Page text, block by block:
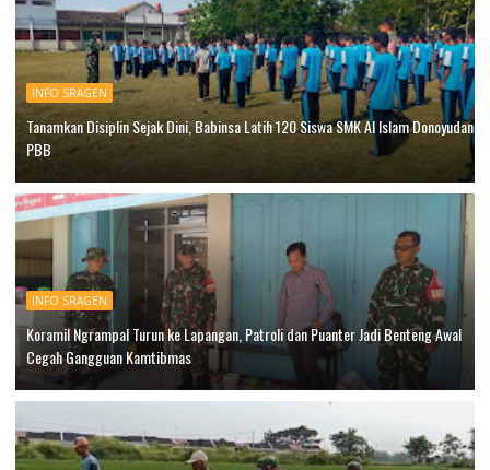
INFO SRAGEN
Tanamkan Disiplin Sejak Dini, Babinsa Latih 120 Siswa SMK Al Islam Donoyudan
PBB
INFO SRAGEN
Koramil Ngrampal Turun ke Lapangan, Patroli dan Puanter Jadi Benteng Awal
Cegah Gangguan Kamtibmas